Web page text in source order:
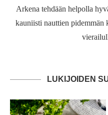
Arkena tehdään helpolla
kauniisti nauttien pidemmän
LUKIJOIDEN